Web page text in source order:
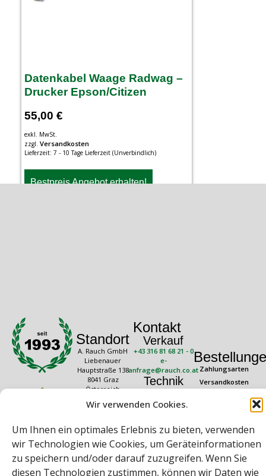
Wir verwenden Cookies.
Um Ihnen ein optimales Erlebnis zu bieten, verwenden
wir Technologien wie Cookies, um Geräteinformationen
zu speichern und/oder darauf zuzugreifen. Wenn Sie
diesen Technologien zustimmen, können wir Daten wie
Datenkabel Waage Radwag –
Drucker Epson/Citizen
55,00 €
exkl. MwSt.
zzgl. Versandkosten
Lieferzeit: 7 - 10 Tage Lieferzeit (Unverbindlich)
Bestpreis Angebot erhalten!
Standort
A. Rauch GmbH
Liebenauer
Hauptstraße 138
8041 Graz
Österreich
Öffnungszeiten
16:30 Uhr
Freitag: 08:00 –
14:30 Uhr
Kontakt
Verkauf
+43 316 81 68 21 - 0
e-
anfrage@rauch.co.at
Technik
+43 316 81 68 21 -
technik@rauch.co.at
Zahlungsarten
Versandkosten
Rechtliches
Datenschutz
Impressum